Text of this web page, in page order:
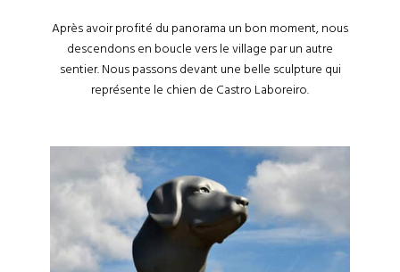
Après avoir profité du panorama un bon moment, nous
descendons en boucle vers le village par un autre
sentier. Nous passons devant une belle sculpture qui
représente le chien de Castro Laboreiro.